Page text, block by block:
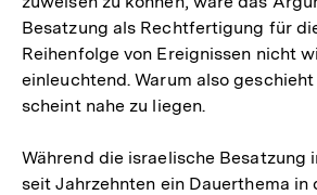
Besatzung als Rechtfertigung für
Reihenfolge von Ereignissen nicht
einleuchtend. Warum also
scheint nahe zu liegen.
Während die israelische Besatzung
seit Jahrzehnten ein Dauerthema in